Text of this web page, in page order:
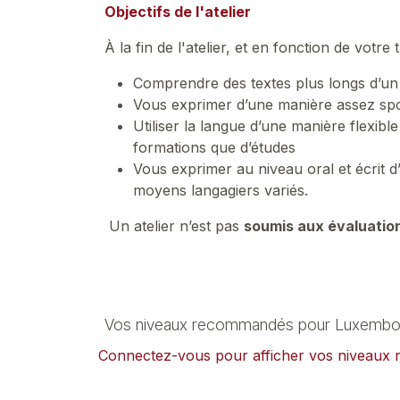
Objectifs de l'atelier
À la fin de l'atelier, et en fonction de votre
Comprendre des textes plus longs
Vous exprimer d’une manière assez
Utiliser la langue d’une manière
formations que d’études
Vous exprimer au niveau oral et écrit
moyens langagiers variés.
Un atelier n’est pas soumis aux
Vos niveaux recommandés pour
Connectez-vous pour afficher vos niveaux